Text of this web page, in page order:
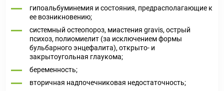
гипоальбуминемия и состояния, предрасполагающие к
ее возникновению;
системный остеопороз, миастения gravis, острый
психоз, полиомиелит (за исключением формы
бульбарного энцефалита), открыто- и
закрытоугольная глаукома;
беременность;
вторичная надпочечниковая недостаточность;